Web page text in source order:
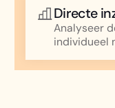
Directe
Analyseer
individueel